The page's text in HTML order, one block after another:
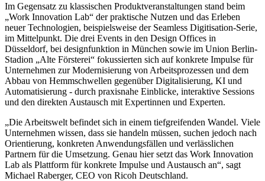
Im Gegensatz zu klassischen Produktveranstaltungen stand beim
„Work Innovation Lab“ der praktische Nutzen und das Erleben
neuer Technologien, beispielsweise der Seamless Digitisation-Serie,
im Mittelpunkt. Die drei Events in den Design Offices in
Düsseldorf, bei designfunktion in München sowie im Union Berlin-
Stadion „Alte Försterei“ fokussierten sich auf konkrete Impulse für
Unternehmen zur Modernisierung von Arbeitsprozessen und dem
Abbau von Hemmschwellen gegenüber Digitalisierung, KI und
Automatisierung - durch praxisnahe Einblicke, interaktive Sessions
und den direkten Austausch mit Expertinnen und Experten.
„Die Arbeitswelt befindet sich in einem tiefgreifenden Wandel. Viele
Unternehmen wissen, dass sie handeln müssen, suchen jedoch nach
Orientierung, konkreten Anwendungsfällen und verlässlichen
Partnern für die Umsetzung. Genau hier setzt das Work Innovation
Lab als Plattform für konkrete Impulse und Austausch an“, sagt
Michael Raberger, CEO von Ricoh Deutschland.